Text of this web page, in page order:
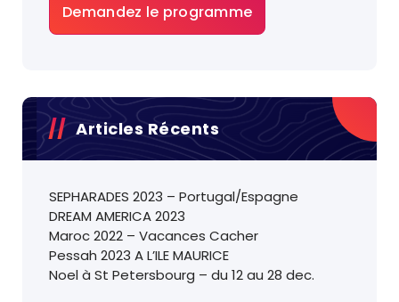
Articles Récents
SEPHARADES 2023 – Portugal/Espagne
DREAM AMERICA 2023
Maroc 2022 – Vacances Cacher
Pessah 2023 A L’ILE MAURICE
Noel à St Petersbourg – du 12 au 28 dec.